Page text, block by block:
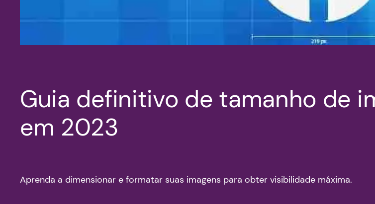
Guia definitivo de tamanho de
em 2023
Aprenda a dimensionar e formatar suas imagens para obter visibilidade máxima.